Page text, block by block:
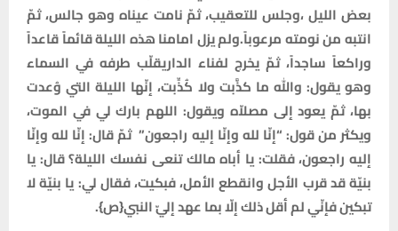
بعض الليل ،وجلس للتعقيب، ثمّ نامت عيناه وهو جالس، ثمّ
انتبه من نومته مرعوباً.ولم يزل امامنا هذه الليلة قائماً قاعداً
وراكعاً ساجداً، ثمّ يخرج لفناء الداريقلّب طرفه في السماء
وهو يقول: والله ما كذَّبت ولا كُذِّبت، إنّها الليلة التي وُعدت
بها، ثمّ يعود إلى مصلاّه ويقول: اللهم بارك لي في الموت،
ويكثر من قول: “إنّا لله وإنّا إليه راجعون” ثمّ قال: إنّا لله وإنّا
إليه راجعون، فقلت: يا أباه مالك تنعى نفسك الليلة؟ قال: يا
بنيّة قد قرب الأجل وانقطع الأمل، فبكيت، فقال لي: يا بنيّة لا
تبكين فإنّي لم أقل ذلك إلّا بما عهد إليّ النبي{ص}.